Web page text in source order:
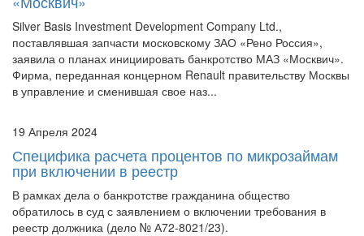
Silver Basis Investment Development Company Ltd.,
поставлявшая запчасти московскому ЗАО «Рено Россия»,
заявила о планах инициировать банкротство МАЗ «Москвич».
Фирма, переданная концерном Renault правительству Москвы
в управление и сменившая свое наз...
Специфика расчета процентов по микрозаймам
при включении в реестр
В рамках дела о банкротстве гражданина общество
обратилось в суд с заявлением о включении требования в
реестр должника (дело № А72-8021/23).